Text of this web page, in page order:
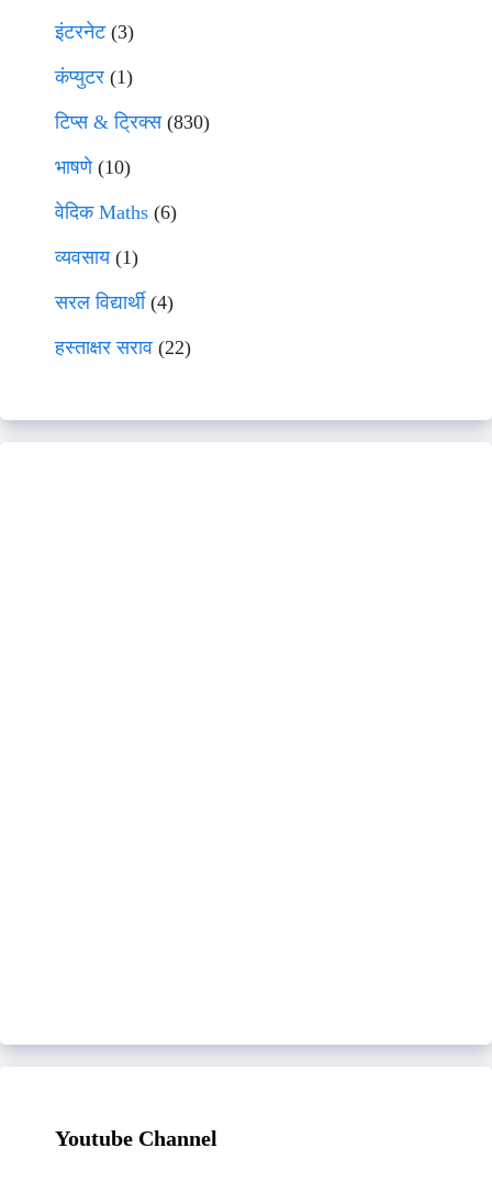
इंटरनेट(3)
कंप्युटर (1)
टिप्स & ट्रिक्स(830)
भाषणे(10)
वेदिक Maths (6)
व्यवसाय(1)
सरल विद्यार्थी(4)
हस्ताक्षर सराव (22)
Youtube Channel